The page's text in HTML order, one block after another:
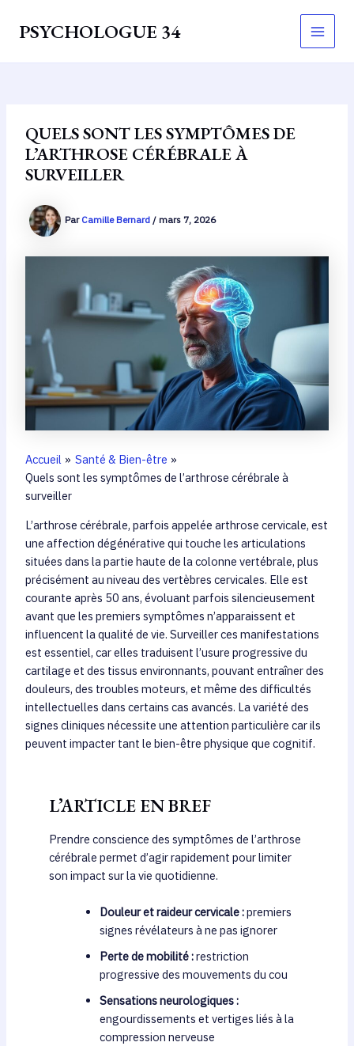
PSYCHOLOGUE 34
Main
QUELS SONT LES SYMPTÔMES DE
L’ARTHROSE CÉRÉBRALE À
SURVEILLER
Par Camille Bernard / mars 7, 2026
Accueil
Santé & Bien-être
Quels sont les symptômes de l’arthrose cérébrale à
surveiller
L’arthrose cérébrale, parfois appelée arthrose cervicale, est
une affection dégénérative qui touche les articulations
situées dans la partie haute de la colonne vertébrale, plus
précisément au niveau des vertèbres cervicales. Elle est
courante après 50 ans, évoluant parfois silencieusement
avant que les premiers symptômes n’apparaissent et
influencent la qualité de vie. Surveiller ces manifestations
est essentiel, car elles traduisent l’usure progressive du
cartilage et des tissus environnants, pouvant entraîner des
douleurs, des troubles moteurs, et même des difficultés
intellectuelles dans certains cas avancés. La variété des
signes cliniques nécessite une attention particulière car ils
peuvent impacter tant le bien-être physique que cognitif.
L’ARTICLE EN BREF
Prendre conscience des symptômes de l’arthrose
cérébrale permet d’agir rapidement pour limiter
son impact sur la vie quotidienne.
Douleur et raideur cervicale :premiers
signes révélateurs à ne pas ignorer
Perte de mobilité :restriction
progressive des mouvements du cou
Sensations neurologiques :
engourdissements et vertiges liés à la
compression nerveuse